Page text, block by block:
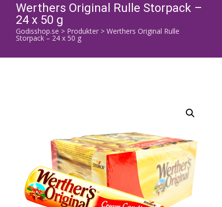
Werthers Original Rulle Storpack –
24 x 50 g
Godisshop.se > Produkter > Werthers Original Rulle
Storpack – 24 x 50 g